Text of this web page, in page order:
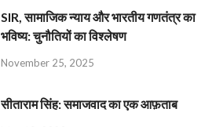
SIR, सामाजिक न्याय और भारतीय गणतंत्र का
भविष्य: चुनौतियों का विश्लेषण
November 25, 2025
सीताराम सिंह: समाजवाद का एक आफ़ताब